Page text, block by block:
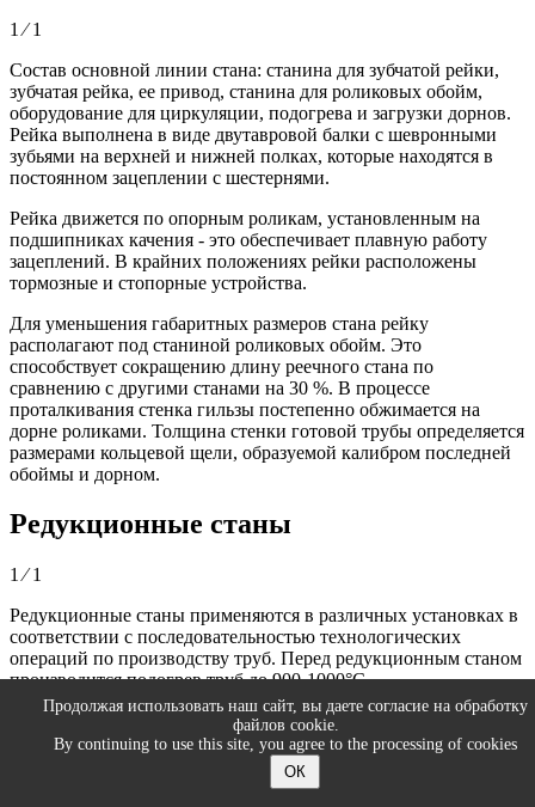
1 ⁄ 1
Состав основной линии стана: станина для зубчатой рейки,
зубчатая рейка, ее привод, станина для роликовых обойм,
оборудование для циркуляции, подогрева и загрузки дорнов.
Рейка выполнена в виде двутавровой балки с шевронными
зубьями на верхней и нижней полках, которые находятся в
постоянном зацеплении с шестернями.
Рейка движется по опорным роликам, установленным на
подшипниках качения - это обеспечивает плавную работу
зацеплений. В крайних положениях рейки расположены
тормозные и стопорные устройства.
Для уменьшения габаритных размеров стана рейку
располагают под станиной роликовых обойм. Это
способствует сокращению длину реечного стана по
сравнению с другими станами на 30 %. В процессе
проталкивания стенка гильзы постепенно обжимается на
дорне роликами. Толщина стенки готовой трубы определяется
размерами кольцевой щели, образуемой калибром последней
обоймы и дорном.
Редукционные станы
1 ⁄ 1
Редукционные станы применяются в различных установках в
соответствии с последовательностью технологических
операций по производству труб. Перед редукционным станом
производится подогрев труб до 900-1000°С.
Редукционные станы имеют возможность редуцировать
трубы диаметром от 300 мм до 12,5 мм. Минимальная
толщина стенки трубы при редуцировании может быть
ограничена величиной 1,5-2,0 мм.
Продолжая использовать наш сайт, вы даете согласие на обработку
файлов cookie.
By continuing to use this site, you agree to the processing of cookies
ОК